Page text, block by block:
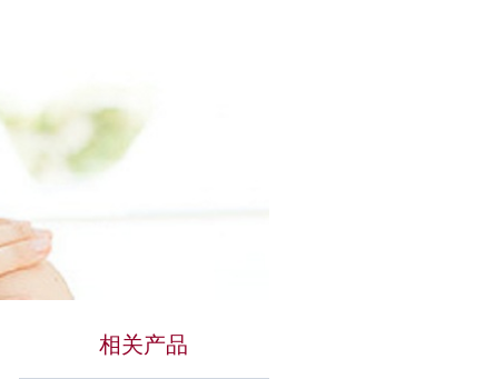
相关产品